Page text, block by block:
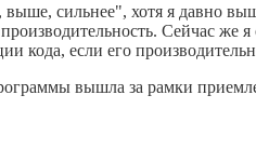
сильнее", хотя я давно
Сейчас
если его
вышла за рамки